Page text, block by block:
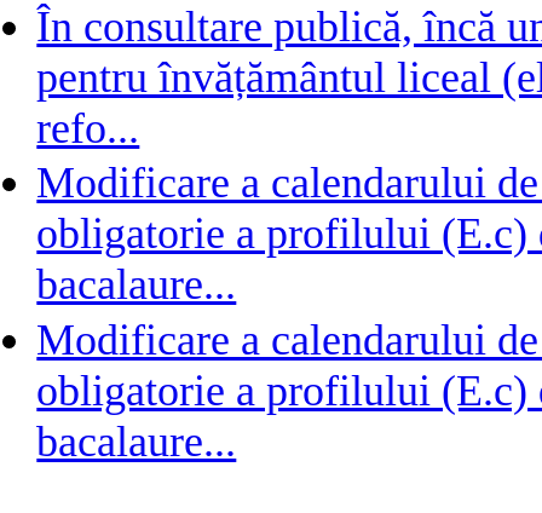
În consultare publică, încă
pentru învățământul liceal
refo...
Modificare a calendarului
obligatorie a profilului (E.c)
bacalaure...
Modificare a calendarului
obligatorie a profilului (E.c)
bacalaure...